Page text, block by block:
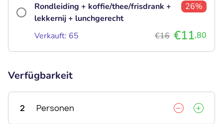
Rondleiding + koffie/thee/frisdrank +
lekkernij + lunchgerecht
26%
Verkauft: 65 €16 €11,80
Verfügbarkeit
2 Personen